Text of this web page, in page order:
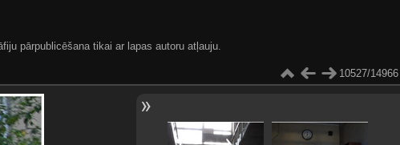
pārpublicēšana tikai ar lapas autoru atļauju.
10527/14966